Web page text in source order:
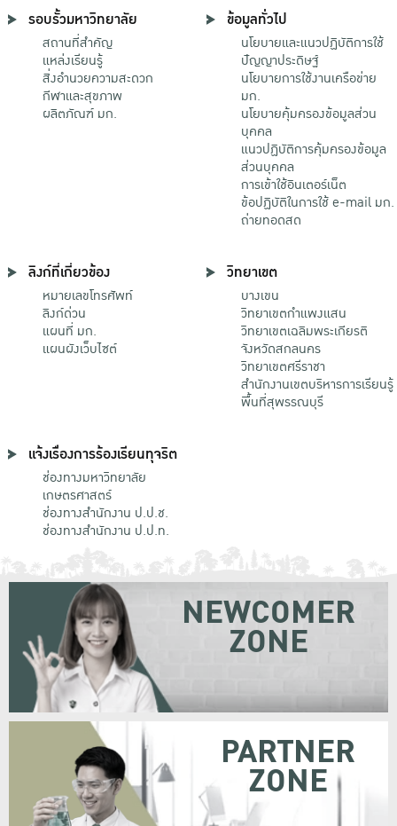
รอบรั้วมหาวิทยาลัย
สถานที่สำคัญ
แหล่งเรียนรู้
สิ่งอำนวยความสะดวก
กีฬาและสุขภาพ
ผลิตภัณฑ์ มก.
ข้อมูลทั่วไป
นโยบายและแนวปฏิบัติการใช้
ปัญญาประดิษฐ์
นโยบายการใช้งานเครือข่าย
มก.
นโยบายคุ้มครองข้อมูลส่วน
บุคคล
แนวปฏิบัติการคุ้มครองข้อมูล
ส่วนบุคคล
การเข้าใช้อินเตอร์เน็ต
ข้อปฏิบัติในการใช้ e-mail มก.
ถ่ายทอดสด
ลิงก์ที่เกี่ยวข้อง
หมายเลขโทรศัพท์
ลิงก์ด่วน
แผนที่ มก.
แผนผังเว็บไซต์
วิทยาเขต
บางเขน
วิทยาเขตกําแพงแสน
วิทยาเขตเฉลิมพระเกียรติ
จังหวัดสกลนคร
วิทยาเขตศรีราชา
สำนักงานเขตบริหารการเรียนรู้
พื้นที่สุพรรณบุรี
แจ้งเรื่องการร้องเรียนทุจริต
ช่องทางมหาวิทยาลัย
เกษตรศาสตร์
ช่องทางสำนักงาน ป.ป.ช.
ช่องทางสำนักงาน ป.ป.ท.
NEWCOMER
ZONE
PARTNER
ZONE